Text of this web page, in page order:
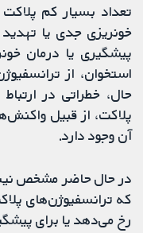
تعداد بسیار کم
خونریزی جدی یا
پیشگیری یا درمان
استخوان، از
حال، خطراتی در
پلاکت، از قبیل
آن وجود دارد.
در حال حاضر مشخص
که ترانسفیوژن‌های
رخ می‌دهد یا برای